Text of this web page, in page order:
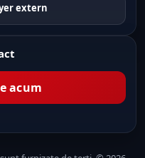
extern
acum